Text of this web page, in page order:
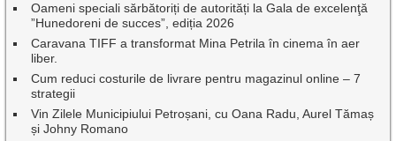
Oameni speciali sărbătoriți de autorități la Gala de excelenţă
”Hunedoreni de succes”, ediția 2026
Caravana TIFF a transformat Mina Petrila în cinema în aer
liber.
Cum reduci costurile de livrare pentru magazinul online – 7
strategii
Vin Zilele Municipiului Petroșani, cu Oana Radu, Aurel Tămaș
și Johny Romano